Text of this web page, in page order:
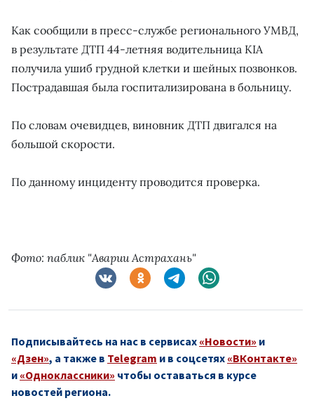
Как сообщили в пресс-службе регионального УМВД,
в результате ДТП 44-летняя водительница KIA
получила ушиб грудной клетки и шейных позвонков.
Пострадавшая была госпитализирована в больницу.
По словам очевидцев, виновник ДТП двигался на
большой скорости.
По данному инциденту проводится проверка.
Фото: паблик "Аварии Астрахань"
Подписывайтесь на нас в сервисах «Новости» и
«Дзен», а также в Telegram и в соцсетях «ВКонтакте»
и «Одноклассники» чтобы оставаться в курсе
новостей региона.